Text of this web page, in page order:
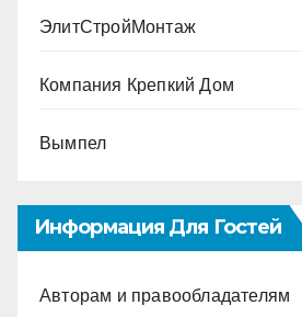
ЭлитСтройМонтаж
Компания Крепкий Дом
Вымпел
Информация Для Гостей
Авторам и правообладателям